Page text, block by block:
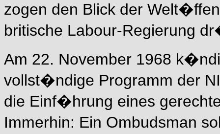
zogen den Blick der
britische Labour-Regierung
Am 22. November 1968
vollst�ndige Programm der
die Einf�hrung eines
Immerhin: Ein Ombudsman